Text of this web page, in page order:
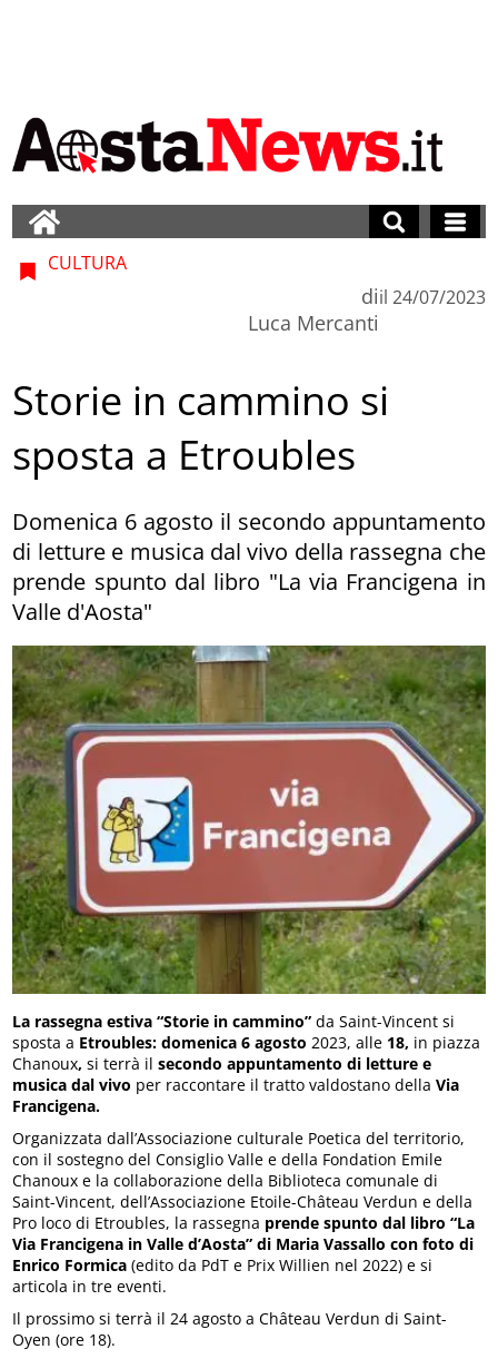
CULTURA
di
Luca Mercanti
il 24/07/2023
Storie in cammino si
sposta a Etroubles
Domenica 6 agosto il secondo appuntamento
di letture e musica dal vivo della rassegna che
prende spunto dal libro "La via Francigena in
Valle d'Aosta"
La rassegna estiva “Storie in cammino”da Saint-Vincent si
sposta a Etroubles: domenica 6 agosto 2023, alle 18, in piazza
Chanoux,si terrà il secondo appuntamento di letture e
musica dal vivo per raccontare il tratto valdostano della Via
Francigena.
Organizzata dall’Associazione culturale Poetica del territorio,
con il sostegno del Consiglio Valle e della Fondation Emile
Chanoux e la collaborazione della Biblioteca comunale di
Saint-Vincent, dell’Associazione Etoile-Château Verdun e della
Pro loco di Etroubles, la rassegna prende spunto dal libro “La
Via Francigena in Valle d’Aosta” di Maria Vassallo con foto di
Enrico Formica (edito da PdT e Prix Willien nel 2022) e si
articola in tre eventi.
Il prossimo si terrà il 24 agosto a Château Verdun di Saint-
Oyen (ore 18).